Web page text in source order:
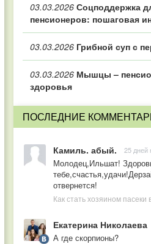
03.03.2026 Соцподдержка
пенсионеров: пошаговая
03.03.2026 Грибной суп с
03.03.2026 Мышцы –
здоровья
ПОСЛЕДНИЕ
Камиль. абый. 25 дней
Молодец,Ильшат!
отвернется!
Как стать хозяином пасеки
Екатерина Николаева
А где скорпионы?